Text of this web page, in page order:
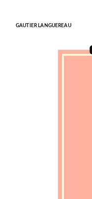
GAUTIER LANGUEREAU